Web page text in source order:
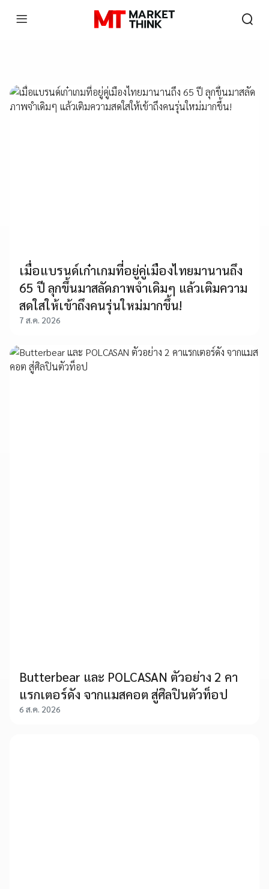
MARKETING
เมื่อแบรนด์เก๋าเกมที่อยู่คู่เมืองไทยมานานถึง
65 ปี ลุกขึ้นมาสลัดภาพจำเดิมๆ แล้วเติมความ
สดใสให้เข้าถึงคนรุ่นใหม่มากขึ้น!
7 ส.ค. 2026
Butterbear และ POLCASAN ตัวอย่าง 2 คา
แรกเตอร์ดัง จากแมสคอต สู่ศิลปินตัวท็อป
6 ส.ค. 2026